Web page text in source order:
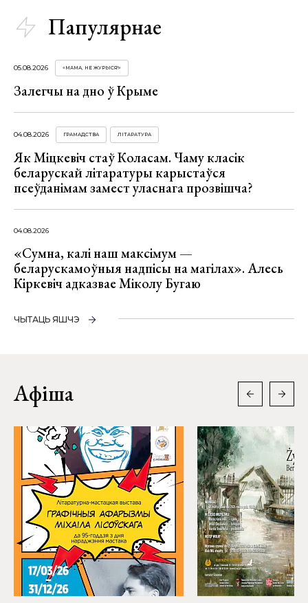
Папулярнае
05.08.2026 «МАМА, НЕ ЖУРЫСЯ!»
Залегчы на дно ў Крыме
04.08.2026 ГРАМАДСТВА ЛІТАРАТУРА
Як Міцкевіч стаў Коласам. Чаму класік
беларускай літаратуры карыстаўся
псеўданімам замест уласнага прозвішча?
04.08.2026
«Сумна, калі наш максімум —
беларускамоўныя надпісы на магілах». Алесь
Кіркевіч адказвае Міколу Бугаю
ЧЫТАЦЬ ЯШЧЭ
Афіша